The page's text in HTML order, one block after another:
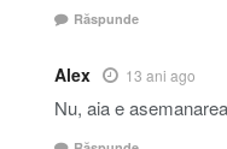
Răspunde
Alex 13 ani ago
Nu, aia e